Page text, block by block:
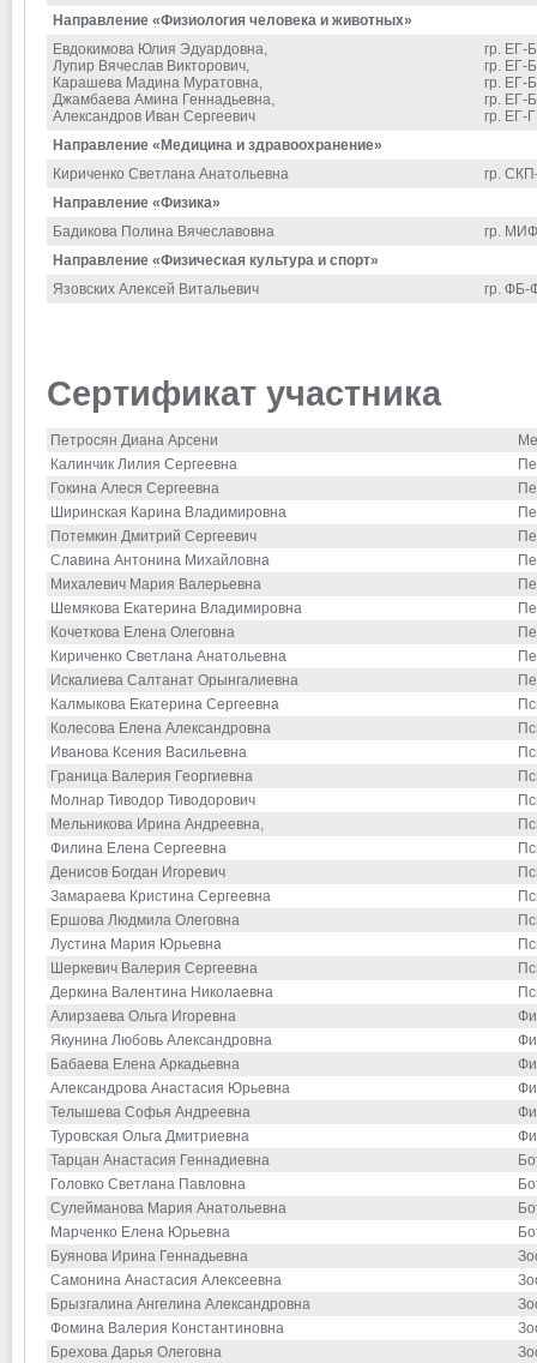
Направление «Физиология человека и животных»
Евдокимова Юлия Эдуардовна,
Лупир Вячеслав Викторович,
Карашева Мадина Муратовна,
Джамбаева Амина Геннадьевна,
Александров Иван Сергеевич
гр. ЕГ-
гр. ЕГ-
гр. ЕГ-
гр. ЕГ-
гр. ЕГ-
Направление «Медицина и здравоохранение»
Кириченко Светлана Анатольевна
гр.
Направление «Физика»
Бадикова Полина Вячеславовна
гр.
Направление «Физическая культура и спорт»
Язовских Алексей Витальевич
гр. ФБ-
Сертификат участника
Петросян Диана Арсени
Калинчик Лилия Сергеевна
Гокина Алеся Сергеевна
Ширинская Карина Владимировна
Потемкин Дмитрий Сергеевич
Славина Антонина Михайловна
Михалевич Мария Валерьевна
Шемякова Екатерина Владимировна
Кочеткова Елена Олеговна
Кириченко Светлана Анатольевна
Искалиева Салтанат Орынгалиевна
Калмыкова Екатерина Сергеевна
Колесова Елена Александровна
Иванова Ксения Васильевна
Граница Валерия Георгиевна
Молнар Тиводор Тиводорович
Мельникова Ирина Андреевна,
Филина Елена Сергеевна
Денисов Богдан Игоревич
Замараева Кристина Сергеевна
Ершова Людмила Олеговна
Лустина Мария Юрьевна
Шеркевич Валерия Сергеевна
Деркина Валентина Николаевна
Алирзаева Ольга Игоревна
Якунина Любовь Александровна
Бабаева Елена Аркадьевна
Александрова Анастасия Юрьевна
Телышева Софья Андреевна
Туровская Ольга Дмитриевна
Тарцан Анастасия Геннадиевна
Головко Светлана Павловна
Сулейманова Мария Анатольевна
Марченко Елена Юрьевна
Буянова Ирина Геннадьевна
Самонина Анастасия Алексеевна
Брызгалина Ангелина Александровна
Фомина Валерия Константиновна
Брехова Дарья Олеговна